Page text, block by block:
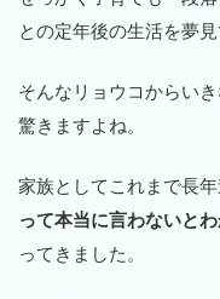
との定年後の生活を夢
そんなリョウコからい
驚きますよね。
家族としてこれまで長年
って本当に言わないとわ
ってきました。